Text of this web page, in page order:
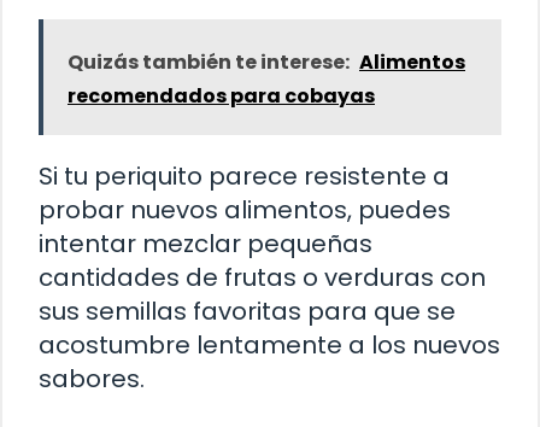
Quizás también te interese: Alimentos
recomendados para cobayas
Si tu periquito parece resistente a
probar nuevos alimentos, puedes
intentar mezclar pequeñas
cantidades de frutas o verduras con
sus semillas favoritas para que se
acostumbre lentamente a los nuevos
sabores.